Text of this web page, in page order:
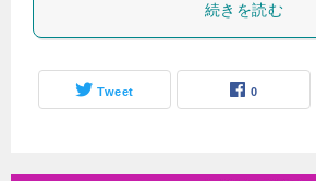
続きを読む
Tweet 0